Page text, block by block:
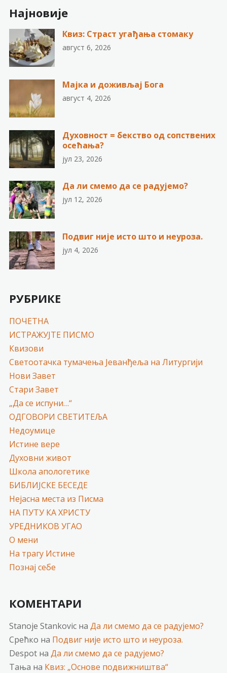
Најновије
Квиз: Страст угађања стомаку
август 6, 2026
Мајка и доживљај Бога
август 4, 2026
Духовност = бекство од сопствених
осећања?
јул 23, 2026
Да ли смемо да се радујемо?
јул 12, 2026
Подвиг није исто што и неуроза.
јул 4, 2026
РУБРИКЕ
ПОЧЕТНА
ИСТРАЖУЈТЕ ПИСМО
Квизови
Светоотачка тумачења Јеванђеља на Литургији
Нови Завет
Стари Завет
„Да се испуни…“
ОДГОВОРИ СВЕТИТЕЉА
Недоумице
Истине вере
Духовни живот
Школа апологетике
БИБЛИЈСКЕ БЕСЕДЕ
Нејасна места из Писма
НА ПУТУ КА ХРИСТУ
УРЕДНИКОВ УГАО
О мени
На трагу Истине
Познај себе
КОМЕНТАРИ
Stanoje Stankovicна Да ли смемо да се радујемо?
Срећко на Подвиг није исто што и неуроза.
Despotна Да ли смемо да се радујемо?
Тања на Квиз: „Основе подвижништва“